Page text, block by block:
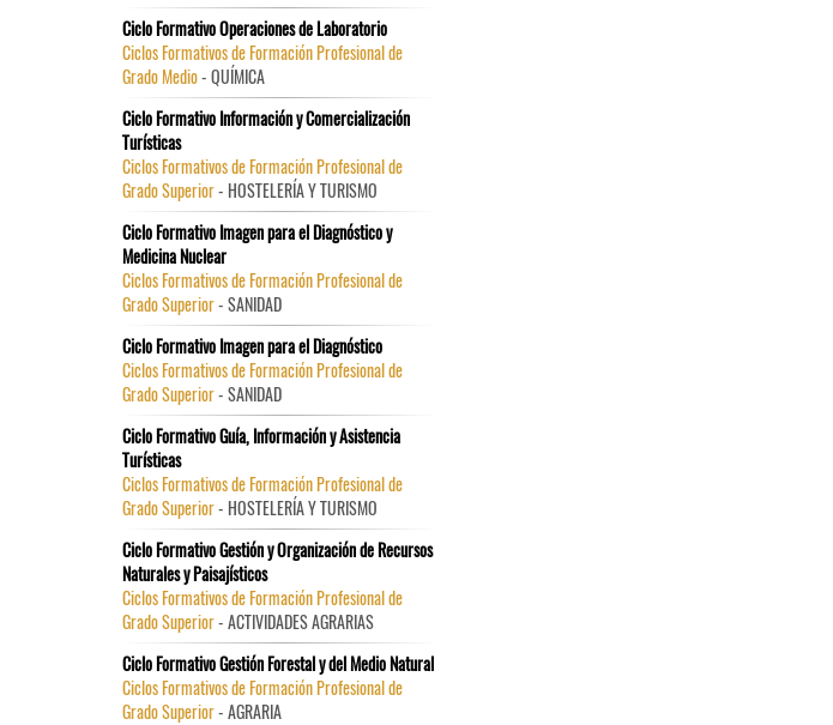
Ciclo Formativo Operaciones de Laboratorio
Ciclos Formativos de Formación Profesional de
Grado Medio- QUÍMICA
Ciclo Formativo Información y Comercialización
Turísticas
Ciclos Formativos de Formación Profesional de
Grado Superior- HOSTELERÍA Y TURISMO
Ciclo Formativo Imagen para el Diagnóstico y
Medicina Nuclear
Ciclos Formativos de Formación Profesional de
Grado Superior- SANIDAD
Ciclo Formativo Imagen para el Diagnóstico
Ciclos Formativos de Formación Profesional de
Grado Superior- SANIDAD
Ciclo Formativo Guía, Información y Asistencia
Turísticas
Ciclos Formativos de Formación Profesional de
Grado Superior- HOSTELERÍA Y TURISMO
Ciclo Formativo Gestión y Organización de Recursos
Naturales y Paisajísticos
Ciclos Formativos de Formación Profesional de
Grado Superior- ACTIVIDADES AGRARIAS
Ciclo Formativo Gestión Forestal y del Medio Natural
Ciclos Formativos de Formación Profesional de
Grado Superior- AGRARIA